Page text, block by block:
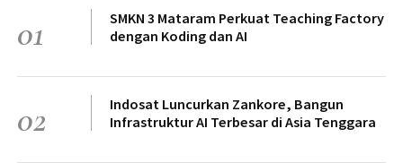
01
SMKN 3 Mataram Perkuat Teaching Factory
dengan Koding dan AI
02
Indosat Luncurkan Zankore, Bangun
Infrastruktur AI Terbesar di Asia Tenggara